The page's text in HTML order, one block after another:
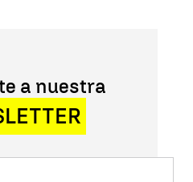
a nuestra